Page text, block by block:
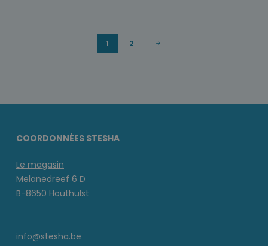
1 2
COORDONNÉES STESHA
Le magasin
Melanedreef 6 D
B-8650 Houthulst
info@stesha.be